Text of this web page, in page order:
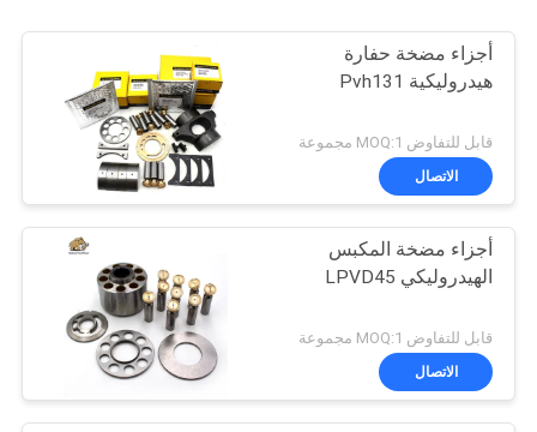
أجزاء مضخة حفارة
هيدروليكية Pvh131
قابل للتفاوض MOQ:1 مجموعة
الاتصال
أجزاء مضخة المكبس
الهيدروليكي LPVD45
قابل للتفاوض MOQ:1 مجموعة
الاتصال